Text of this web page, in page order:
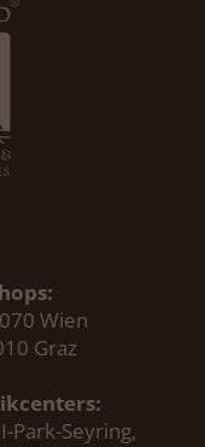
Wien
Graz
Park-Seyring,